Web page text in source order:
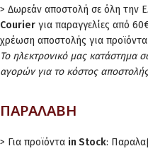
> Δωρεάν αποστολή σε όλη την
Courier για παραγγελίες από
χρέωση αποστολής για
Το ηλεκτρονικό μας κατάστημα
αγορών για το κόστος
ΠΑΡΑΛΑΒΗ
> Για προϊόντα in Stock: